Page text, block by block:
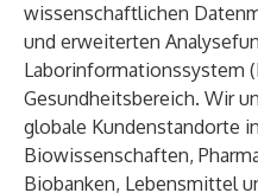
wissenschaftlichen
und erweiterten
Laborinformationssystem
Gesundheitsbereich. Wir
globale Kundenstandorte
Biowissenschaften,
Biobanken, Lebensmittel